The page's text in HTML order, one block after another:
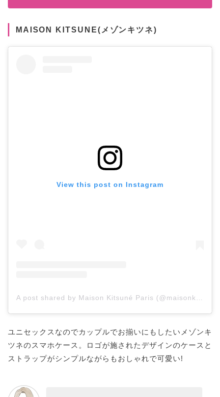
MAISON KITSUNE(メゾンキツネ)
View this post on Instagram
A post shared by Maison Kitsuné Paris (@maisonkitsune)
ユニセックスなのでカップルでお揃いにもしたいメゾンキ
ツネのスマホケース。ロゴが施されたデザインのケースと
ストラップがシンプルながらもおしゃれで可愛い!